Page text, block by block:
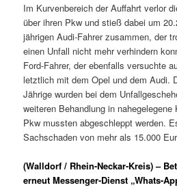
Im Kurvenbereich der Auffahrt verlor
über ihren Pkw und stieß dabei um
jährigen Audi-Fahrer zusammen, der
einen Unfall nicht mehr verhindern
Ford-Fahrer, der ebenfalls versuchte
letztlich mit dem Opel und dem Audi.
Jährige wurden bei dem
weiteren Behandlung in
Pkw mussten abgeschleppt werden.
Sachschaden von mehr als 15.000
(Walldorf / Rhein-Neckar-Kreis) –
erneut Messenger-Dienst „Whats-